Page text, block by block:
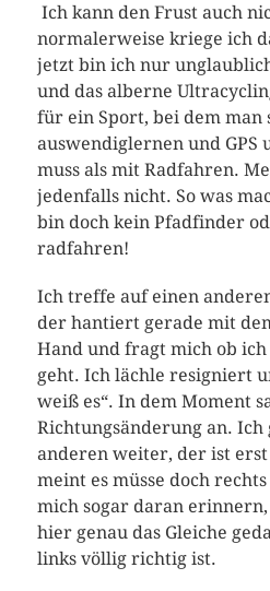
Ich kann den Frust auch
normalerweise kriege ich
jetzt bin ich nur
und das alberne
für ein Sport, bei dem man
auswendiglernen und GPS
muss als mit Radfahren.
jedenfalls nicht. So was
bin doch kein Pfadfinder
radfahren!
Ich treffe auf einen
der hantiert gerade mit
Hand und fragt mich ob ich
geht. Ich lächle resigniert
weiß es“. In dem Moment
Richtungsänderung an. Ich
anderen weiter, der ist
meint es müsse doch
mich sogar daran erinnern,
hier genau das Gleiche
links völlig richtig ist.